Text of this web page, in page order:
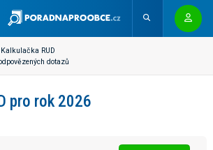
Kalkulačka RUD
dotazů
pro rok 2026